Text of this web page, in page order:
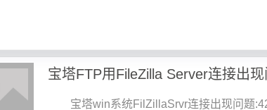
宝塔win系统FilZillaSrvr连接出现问题